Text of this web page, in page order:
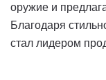
оружие и
Благодаря
стал лидером